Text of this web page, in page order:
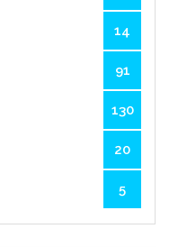
14
91
130
20
5